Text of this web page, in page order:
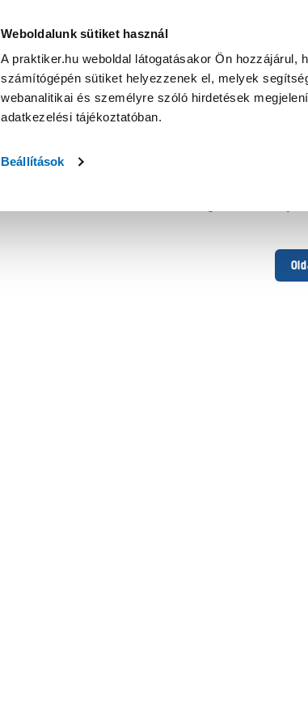
Weboldalunk sütiket használ
A praktiker.hu weboldal látogatásakor Ön hozzájárul,
számítógépén sütiket helyezzenek el, melyek
webanalitikai és személyre szóló hirdetések
adatkezelési tájékoztatóban.
Beállítások